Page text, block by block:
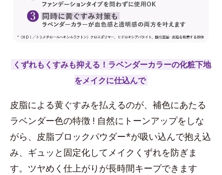
くずれもくすみも抑える！ラベンダーカラーの化粧下地
をメイクに仕込んで
皮脂による黄ぐすみを払えるのが、補色にあたる
ラベンダー色の特徴 ! 自然にトーンアップをしな
がら、皮脂ブロックパウダー*が吸い込んで抱え込
み、ギュッと固定化してメイクくずれを防ぎま
す。ツヤめく仕上がりが長時間キープできます